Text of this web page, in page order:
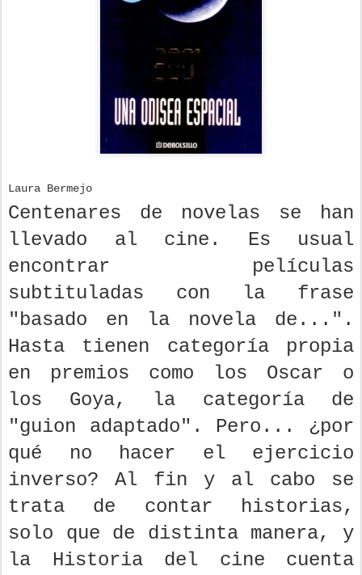
Laura Bermejo
Centenares de novelas se han
llevado al cine. Es usual
encontrar películas
subtituladas con la frase
"basado en la novela de...".
Hasta tienen categoría propia
en premios como los Oscar o
los Goya, la categoría de
"guion adaptado". Pero... ¿por
qué no hacer el ejercicio
inverso? Al fin y al cabo se
trata de contar historias,
solo que de distinta manera, y
la Historia del cine cuenta